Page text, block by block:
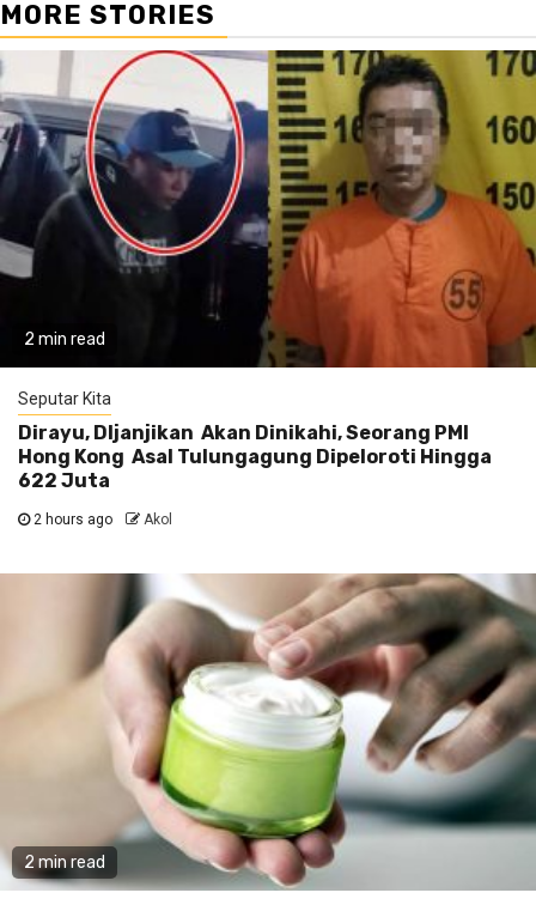
MORE STORIES
2 min read
Seputar Kita
Dirayu, DIjanjikan Akan Dinikahi, Seorang PMI
Hong Kong Asal Tulungagung Dipeloroti Hingga
622 Juta
2 hours ago Akol
2 min read